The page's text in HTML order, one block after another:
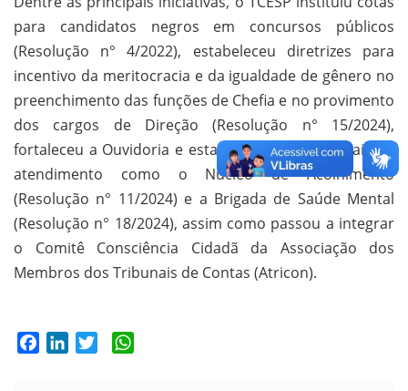
para candidatos negros em concursos públicos
(Resolução n° 4/2022), estabeleceu diretrizes para
incentivo da meritocracia e da igualdade de gênero no
preenchimento das funções de Chefia e no provimento
dos cargos de Direção (Resolução n° 15/2024),
fortaleceu a Ouvidoria e estabeleceu outros canais de
atendimento como o Núcleo de Acolhimento
(Resolução n° 11/2024) e a Brigada de Saúde Mental
(Resolução n° 18/2024), assim como passou a integrar
o Comitê Consciência Cidadã da Associação dos
Membros dos Tribunais de Contas (Atricon).
FacebookLinkedIn
Twitter